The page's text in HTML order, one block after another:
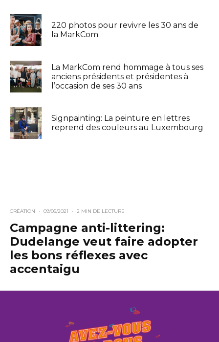
220 photos pour revivre les 30 ans de
la MarkCom
La MarkCom rend hommage à tous ses
anciens présidents et présidentes à
l’occasion de ses 30 ans
Signpainting: La peinture en lettres
reprend des couleurs au Luxembourg
CRÉATION · 09/05/2021 · 2 MIN DE LECTURE
Campagne anti-littering:
Dudelange veut faire adopter
les bons réflexes avec
accentaigu